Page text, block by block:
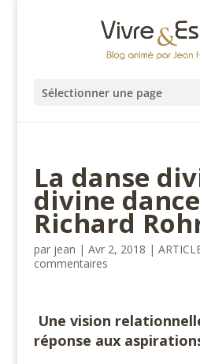
Sélectionner une page
La danse
divine
Richard
par jean | Avr 2, 2018 |
commentaires
Une vision
réponse aux